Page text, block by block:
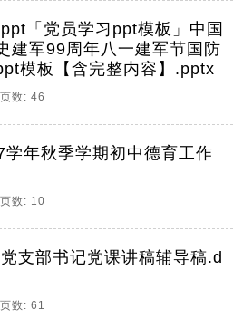
「党员学习ppt模板」中国
建军99周年八一建军节国防
模板【含完整内容】.pptx
数: 46
年秋季学期初中德育工作
数: 10
支部书记党课讲稿辅导稿.d
数: 61